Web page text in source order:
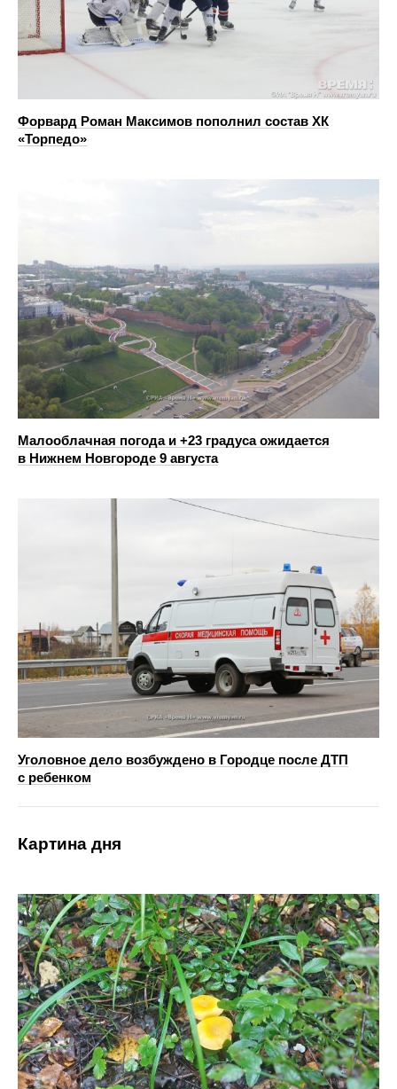
Форвард Роман Максимов пополнил состав ХК
«Торпедо»
Малооблачная погода и +23 градуса ожидается
в Нижнем Новгороде 9 августа
Уголовное дело возбуждено в Городце после ДТП
с ребенком
Картина дня